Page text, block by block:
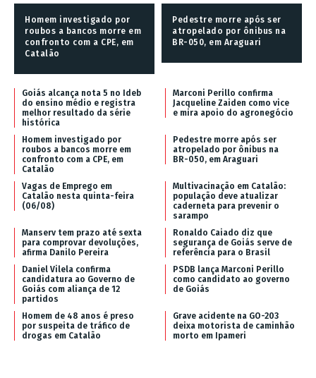
Homem investigado por
roubos a bancos morre em
confronto com a CPE, em
Catalão
Pedestre morre após ser
atropelado por ônibus na
BR-050, em Araguari
Goiás alcança nota 5 no Ideb
do ensino médio e registra
melhor resultado da série
histórica
Marconi Perillo confirma
Jacqueline Zaiden como vice
e mira apoio do agronegócio
Homem investigado por
roubos a bancos morre em
confronto com a CPE, em
Catalão
Pedestre morre após ser
atropelado por ônibus na
BR-050, em Araguari
Vagas de Emprego em
Catalão nesta quinta-feira
(06/08)
Multivacinação em Catalão:
população deve atualizar
caderneta para prevenir o
sarampo
Manserv tem prazo até sexta
para comprovar devoluções,
afirma Danilo Pereira
Ronaldo Caiado diz que
segurança de Goiás serve de
referência para o Brasil
Daniel Vilela confirma
candidatura ao Governo de
Goiás com aliança de 12
partidos
PSDB lança Marconi Perillo
como candidato ao governo
de Goiás
Homem de 48 anos é preso
por suspeita de tráfico de
drogas em Catalão
Grave acidente na GO-203
deixa motorista de caminhão
morto em Ipameri